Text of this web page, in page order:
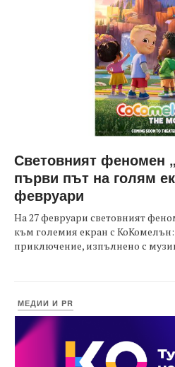
Световният феномен
първи път на голям
февруари
На 27 февруари световният
към големия екран с
приключение, изпълнено с
МЕДИИ И PR